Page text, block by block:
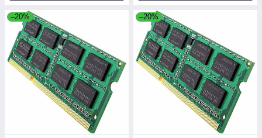
–20% –20%